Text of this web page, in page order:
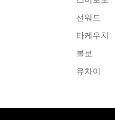
선워드
타케우치
볼보
유차이